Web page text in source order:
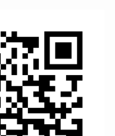
LINE追加用QRコード